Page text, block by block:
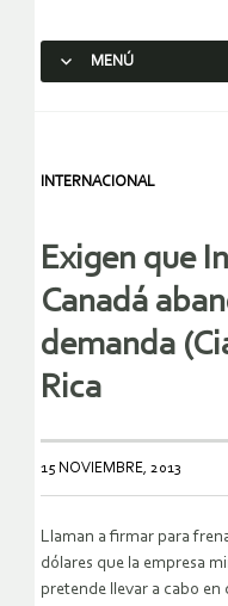
MENÚ
INTERNACIONAL
Exigen que
Canadá
demanda
Rica
15 NOVIEMBRE, 2013
Llaman a firmar para
dólares que la empresa
pretende llevar a cabo